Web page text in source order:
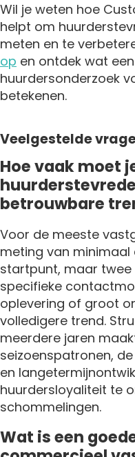
Wil je weten hoe
helpt om
meten en te
op en ontdek wat
huurdersonderzoek
betekenen.
Veelgestelde
Hoe vaak moet
betrouwbare
Voor de meeste
meting van minimaal
startpunt, maar
specifieke
oplevering of groot
volledigere trend.
meerdere jaren
seizoenspatronen,
en
huurdersloyaliteit te
schommelingen.
Wat is een